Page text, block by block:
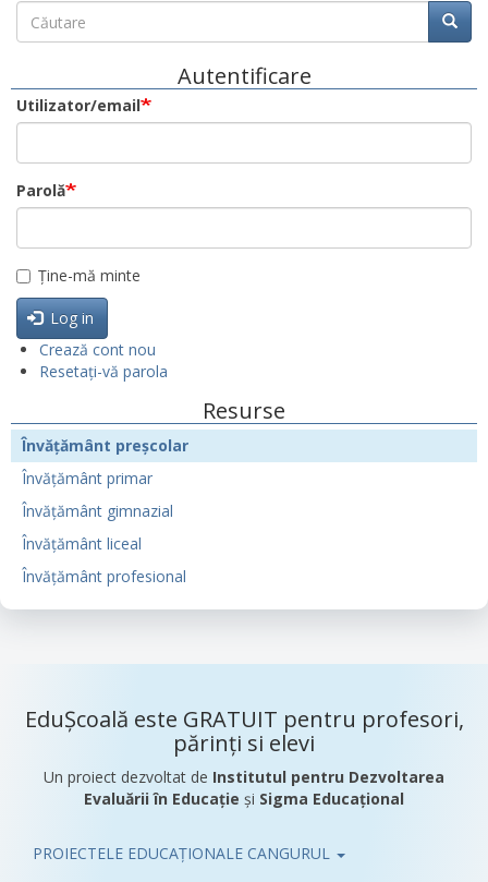
Căutare
Căutare
Autentificare
Utilizator/email
Parolă
Ține-mă minte
Log in
Crează cont nou
Resetați-vă parola
Resurse
Învățământ preșcolar
Învățământ primar
Învățământ gimnazial
Învățământ liceal
Învățământ profesional
EduȘcoală este GRATUIT pentru profesori,
părinți si elevi
Un proiect dezvoltat de Institutul pentru Dezvoltarea
Evaluării în Educație și Sigma Educațional
Pub
PROIECTELE EDUCAȚIONALE CANGURUL